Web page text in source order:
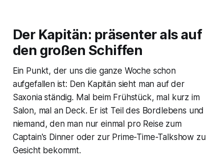
Der Kapitän: präsenter als auf
den großen Schiffen
Ein Punkt, der uns die ganze Woche schon
aufgefallen ist: Den Kapitän sieht man auf der
Saxonia ständig. Mal beim Frühstück, mal kurz im
Salon, mal an Deck. Er ist Teil des Bordlebens und
niemand, den man nur einmal pro Reise zum
Captain's Dinner oder zur Prime-Time-Talkshow zu
Gesicht bekommt.